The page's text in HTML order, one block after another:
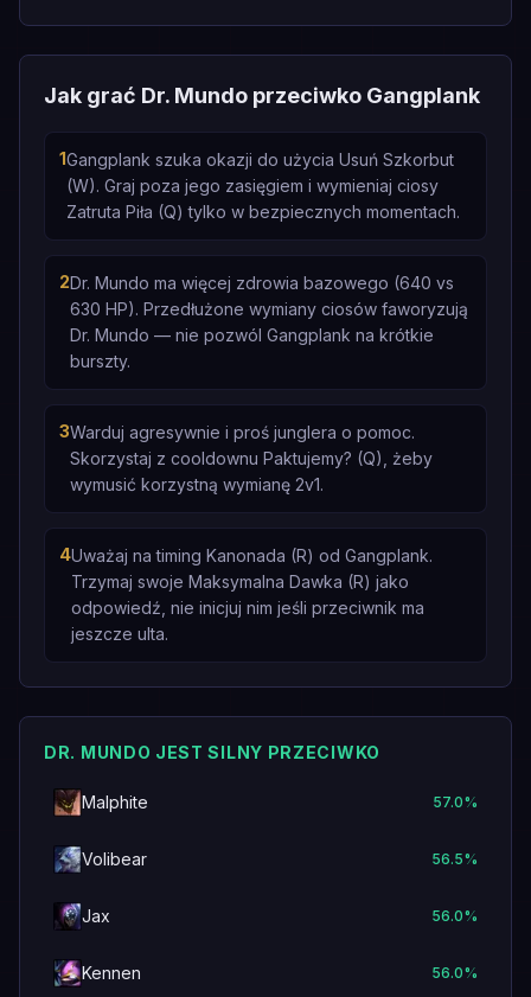
Jak grać Dr. Mundo przeciwko Gangplank
1Gangplank szuka okazji do użycia Usuń Szkorbut
(W). Graj poza jego zasięgiem i wymieniaj ciosy
Zatruta Piła (Q) tylko w bezpiecznych momentach.
2Dr. Mundo ma więcej zdrowia bazowego (640 vs
630 HP). Przedłużone wymiany ciosów faworyzują
Dr. Mundo — nie pozwól Gangplank na krótkie
burszty.
3Warduj agresywnie i proś junglera o pomoc.
Skorzystaj z cooldownu Paktujemy? (Q), żeby
wymusić korzystną wymianę 2v1.
4Uważaj na timing Kanonada (R) od Gangplank.
Trzymaj swoje Maksymalna Dawka (R) jako
odpowiedź, nie inicjuj nim jeśli przeciwnik ma
jeszcze ulta.
DR. MUNDO JEST SILNY PRZECIWKO
Malphite 57.0%
Volibear 56.5%
Jax 56.0%
Kennen 56.0%